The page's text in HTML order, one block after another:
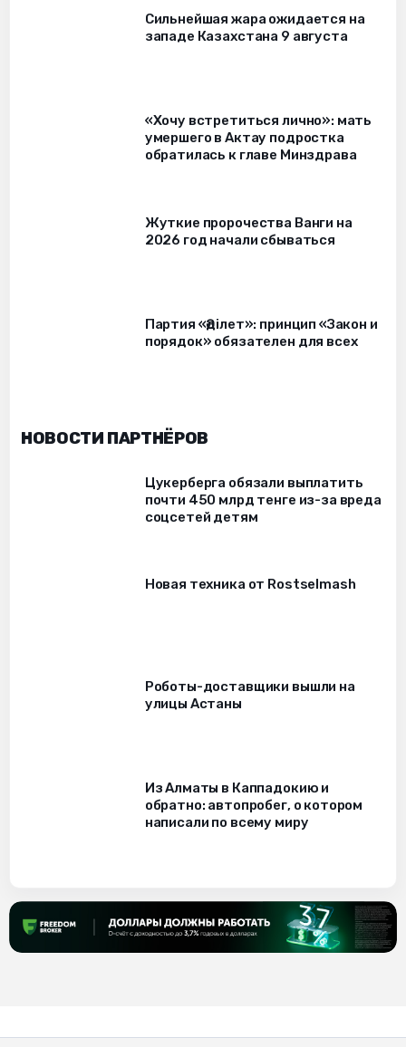
Сильнейшая жара ожидается на
западе Казахстана 9 августа
«Хочу встретиться лично»: мать
умершего в Актау подростка
обратилась к главе Минздрава
Жуткие пророчества Ванги на
2026 год начали сбываться
Партия «Әділет»: принцип «Закон и
порядок» обязателен для всех
НОВОСТИ ПАРТНЁРОВ
Цукерберга обязали выплатить
почти 450 млрд тенге из-за вреда
соцсетей детям
Новая техника от Rostselmash
Роботы-доставщики вышли на
улицы Астаны
Из Алматы в Каппадокию и
обратно: автопробег, о котором
написали по всему миру